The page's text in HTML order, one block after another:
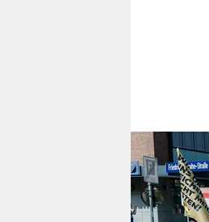
berlin
nord